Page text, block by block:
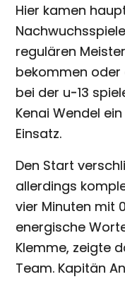
Hier kamen
regulären
bekommen
bei der u-13
Kenai Wendel
Einsatz.
Den Start
allerdings
vier Minuten mit
energische
Klemme, zeigte
Team. Kapitän